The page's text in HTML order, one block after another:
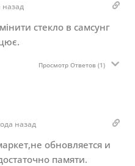
назад
стекло в самсунг
Просмотр Ответов(1)
назад
обновляется и
памяти.